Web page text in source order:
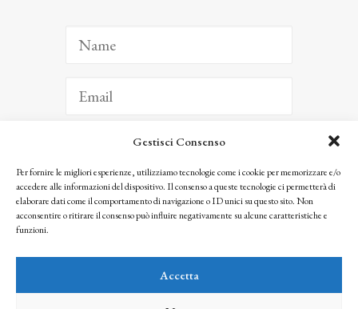
Gestisci Consenso
Per fornire le migliori esperienze, utilizziamo tecnologie come i cookie per memorizzare e/o
accedere alle informazioni del dispositivo. Il consenso a queste tecnologie ci permetterà di
elaborare dati come il comportamento di navigazione o ID unici su questo sito. Non
acconsentire o ritirare il consenso può influire negativamente su alcune caratteristiche e
funzioni.
Accetta
ISCRIVITI
Facendo clic per iscriverti, riconosci che le tue informazioni saranno trattate
seguendo la nostra Privacy Policy
© 2025 Istituto Matteucci. All right reserved
l’autorizzazione scritta dei proprietari dei diritti e dell’Istituto Matteucci